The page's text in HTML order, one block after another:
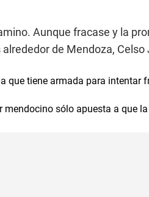
Aunque fracase y la
alrededor de Mendoza,
que tiene armada para intentar
mendocino sólo apuesta a que